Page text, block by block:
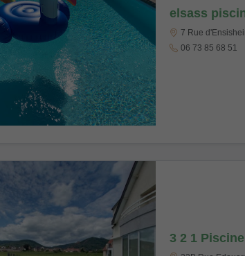
elsass
7 Rue
06 73 85 68 51
3 2 1